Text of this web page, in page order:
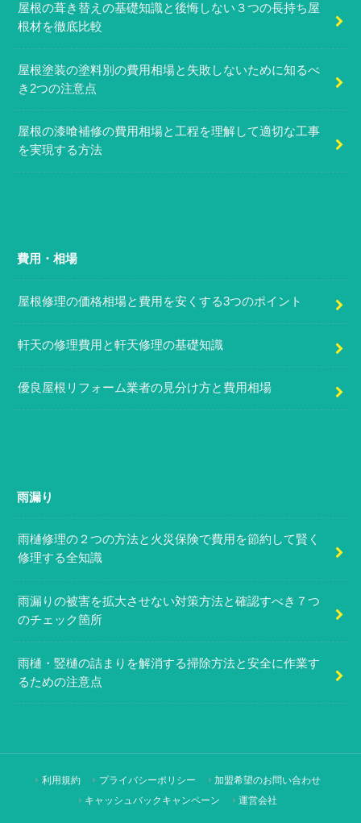
屋根の葺き替えの基礎知識と後悔しない３つの長持ち屋
根材を徹底比較
屋根塗装の塗料別の費用相場と失敗しないために知るべ
き2つの注意点
屋根の漆喰補修の費用相場と工程を理解して適切な工事
を実現する方法
費用・相場
屋根修理の価格相場と費用を安くする3つのポイント
軒天の修理費用と軒天修理の基礎知識
優良屋根リフォーム業者の見分け方と費用相場
雨漏り
雨樋修理の２つの方法と火災保険で費用を節約して賢く
修理する全知識
雨漏りの被害を拡大させない対策方法と確認すべき７つ
のチェック箇所
雨樋・竪樋の詰まりを解消する掃除方法と安全に作業す
るための注意点
利用規約 プライバシーポリシー 加盟希望のお問い合わせ
キャッシュバックキャンペーン 運営会社